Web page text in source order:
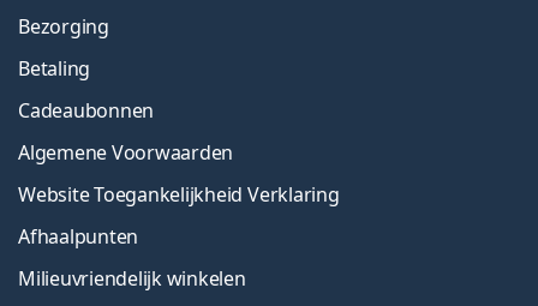
Bezorging
Betaling
Cadeaubonnen
Algemene Voorwaarden
Website Toegankelijkheid Verklaring
Afhaalpunten
Milieuvriendelijk winkelen